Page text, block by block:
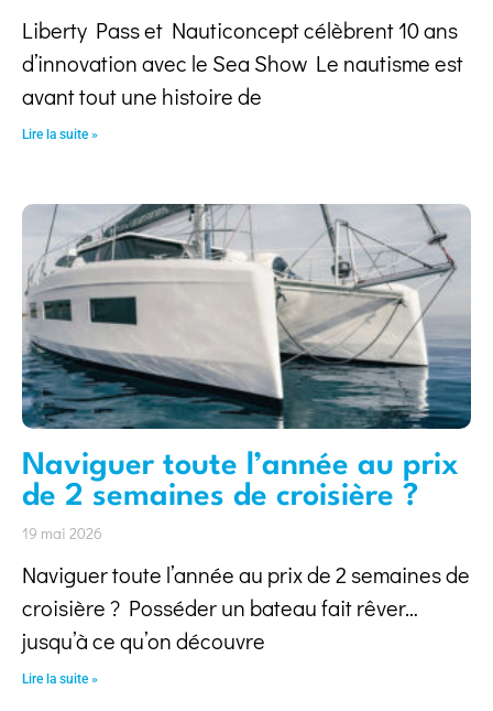
Liberty Pass et Nauticoncept célèbrent 10 ans
d’innovation avec le Sea Show Le nautisme est
avant tout une histoire de
Lire la suite »
Naviguer toute l’année au prix
de 2 semaines de croisière ?
19 mai 2026
Naviguer toute l’année au prix de 2 semaines de
croisière ? Posséder un bateau fait rêver…
jusqu’à ce qu’on découvre
Lire la suite »